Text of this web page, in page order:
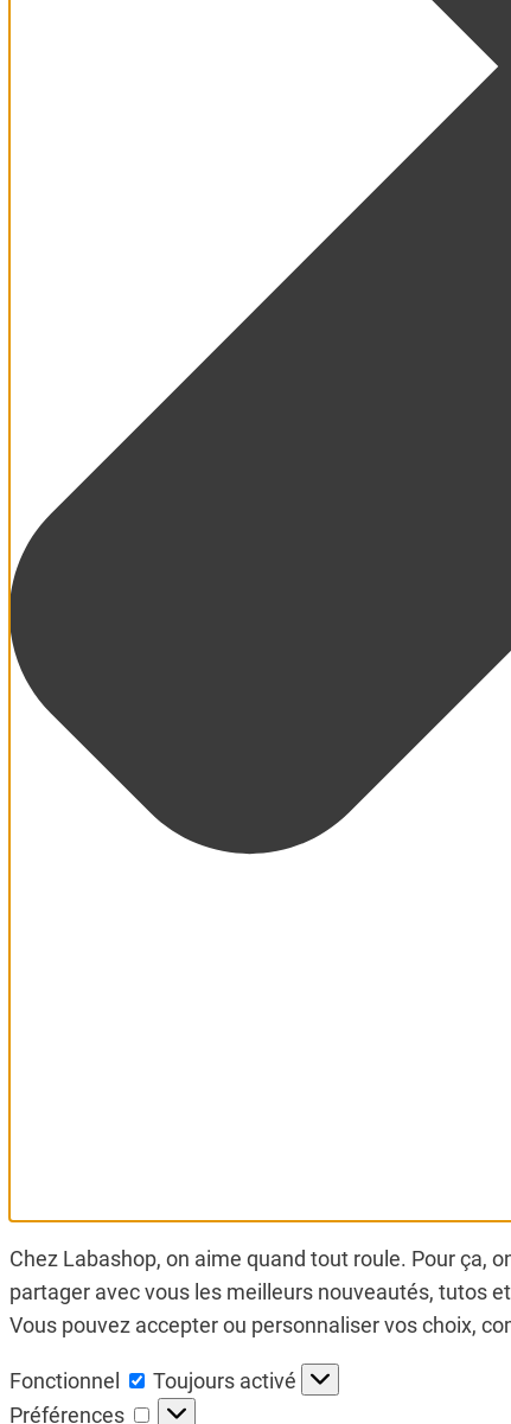
Chez Labashop, on aime quand tout roule. Pour ça,
partager avec vous les meilleurs nouveautés, tutos
Vous pouvez accepter ou personnaliser vos choix,
Fonctionnel Fonctionnel
Toujours activé
Préférences
Préférences